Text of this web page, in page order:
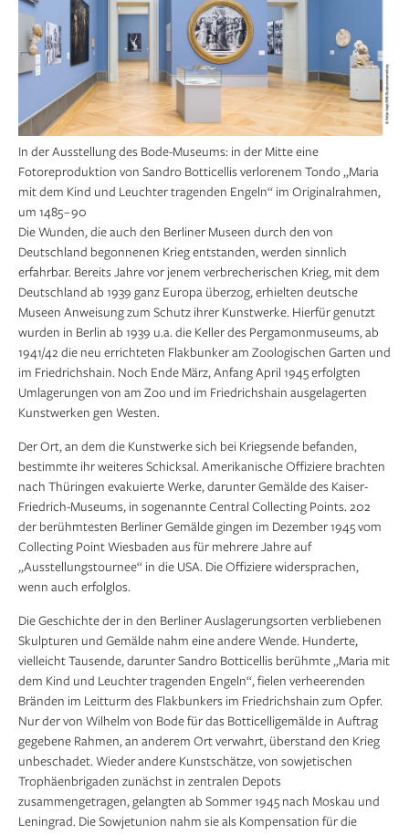
In der Ausstellung des Bode-Museums: in der Mitte eine
Fotoreproduktion von Sandro Botticellis verlorenem Tondo „Maria
mit dem Kind und Leuchter tragenden Engeln“ im Originalrahmen,
um 1485 ­– 90
Die Wunden, die auch den Berliner Museen durch den von
Deutschland begonnenen Krieg entstanden, werden sinnlich
erfahrbar. Bereits Jahre vor jenem verbrecherischen Krieg, mit dem
Deutschland ab 1939 ganz Europa überzog, erhielten deutsche
Museen Anweisung zum Schutz ihrer Kunstwerke. Hierfür genutzt
wurden in Berlin ab 1939 u.a. die Keller des Pergamonmuseums, ab
1941/42 die neu errichteten Flakbunker am Zoologischen Garten und
im Friedrichshain. Noch Ende März, Anfang April 1945 erfolgten
Umlagerungen von am Zoo und im Friedrichshain ausgelagerten
Kunstwerken gen Westen.
Der Ort, an dem die Kunstwerke sich bei Kriegsende befanden,
bestimmte ihr weiteres Schicksal. Amerikanische Offiziere brachten
nach Thüringen evakuierte Werke, darunter Gemälde des Kaiser-
Friedrich-Museums, in sogenannte Central Collecting Points. 202
der berühmtesten Berliner Gemälde gingen im Dezember 1945 vom
Collecting Point Wiesbaden aus für mehrere Jahre auf
„Ausstellungstournee“ in die USA. Die Offiziere widersprachen,
wenn auch erfolglos.
Die Geschichte der in den Berliner Auslagerungsorten verbliebenen
Skulpturen und Gemälde nahm eine andere Wende. Hunderte,
vielleicht Tausende, darunter Sandro Botticellis berühmte „Maria mit
dem Kind und Leuchter tragenden Engeln“, fielen verheerenden
Bränden im Leitturm des Flakbunkers im Friedrichshain zum Opfer.
Nur der von Wilhelm von Bode für das Botticelligemälde in Auftrag
gegebene Rahmen, an anderem Ort verwahrt, überstand den Krieg
unbeschadet. Wieder andere Kunstschätze, von sowjetischen
Trophäenbrigaden zunächst in zentralen Depots
zusammengetragen, gelangten ab Sommer 1945 nach Moskau und
Leningrad. Die Sowjetunion nahm sie als Kompensation für die